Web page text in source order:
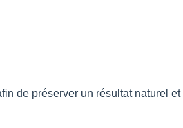
de préserver un résultat naturel et